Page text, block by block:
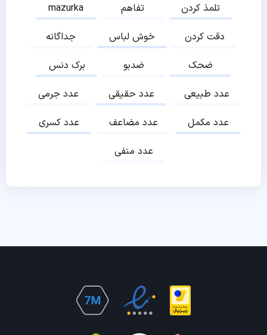
mazurka
تفاهم
تلمذ کردن
جداگانه
خوش لباس
دقت کردن
برک دنس
ضدبو
ضحک
عدد جرمی
عدد حقیقی
عدد طبیعی
عدد کسری
عدد مضاعف
عدد مکمل
عدد منفی